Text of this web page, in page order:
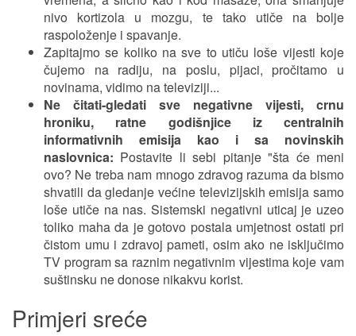
nivo kortizola u mozgu, te tako utiče na bolje
raspoloženje i spavanje.
Zapitajmo se koliko na sve to utiču loše vijesti koje
čujemo na radiju, na poslu, pijaci, pročitamo u
novinama, vidimo na televiziji...
Ne čitati-gledati sve negativne vijesti, crnu
hroniku, ratne godišnjice iz centralnih
informativnih emisija kao i sa novinskih
naslovnica: Postavite li sebi pitanje "šta će meni
ovo? Ne treba nam mnogo zdravog razuma da bismo
shvatili da gledanje većine televizijskih emisija samo
loše utiče na nas. Sistemski negativni uticaj je uzeo
toliko maha da je gotovo postala umjetnost ostati pri
čistom umu i zdravoj pameti, osim ako ne isključimo
TV program sa raznim negativnim vijestima koje vam
suštinsku ne donose nikakvu korist.
Primjeri sreće